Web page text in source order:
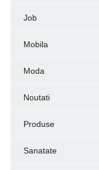
Job
Mobila
Moda
Noutati
Produse
Sanatate